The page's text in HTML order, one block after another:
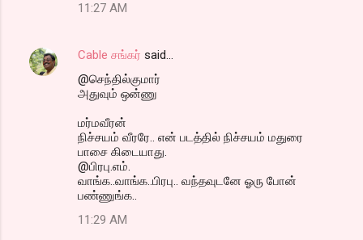
11:27 AM
Cable சங்கர் said…
@செந்தில்குமார்
அதுவும் ஒன்ணு
மர்மவீரன்
நிச்சயம் வீரரே.. என் படத்தில் நிச்சயம் மதுரை
பாசை கிடையாது.
@பிரபு.எம்.
வாங்க..வாங்க..பிரபு.. வந்தவுடனே ஓரு போன்
பண்ணுங்க..
11:29 AM